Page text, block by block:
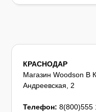
КРАСНОДАР
Магазин Woodson В
Андреевская, 2
Телефон: 8(800)555